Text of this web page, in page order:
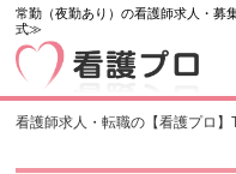
常勤（夜勤あり）の看護師求人・
式≫
看護師求人・転職の【看護プロ】